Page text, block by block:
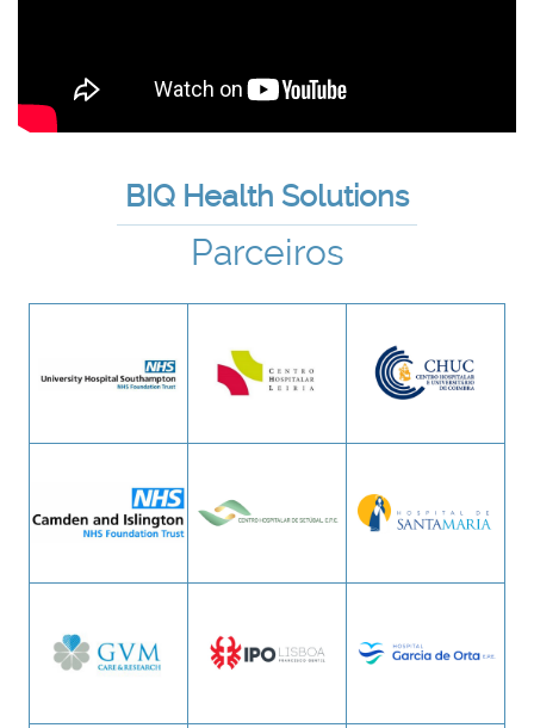
BIQ Health Solutions
Parceiros